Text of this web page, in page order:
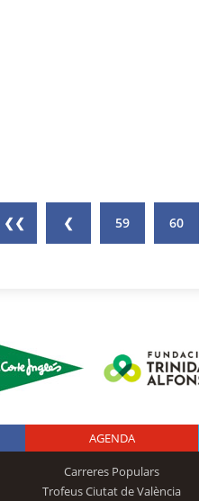
❮❮ ❮ 59 60
Logo Fundación
AGENDA
Carreres Populars
Trofeus Ciutat de València